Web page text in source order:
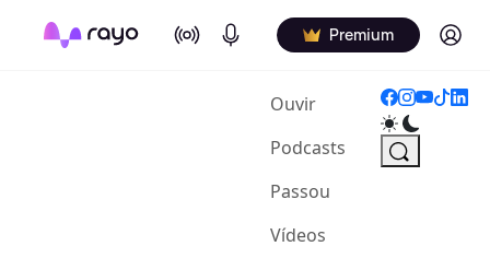
On Air Podcasts Premium Log in
Ouvir(current)
Podcasts
Passou
Vídeos